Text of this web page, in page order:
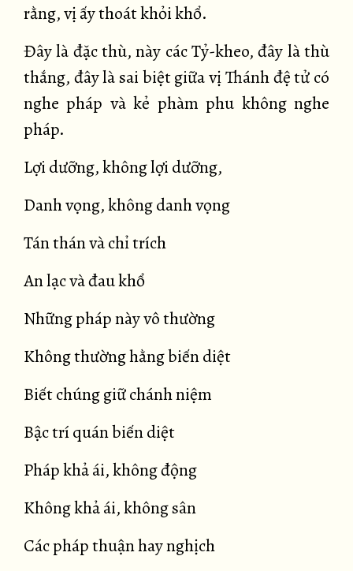
rằng, vị ấy thoát khỏi khổ.
Đây là đặc thù, này các Tỷ-kheo, đây là thù
thắng, đây là sai biệt giữa vị Thánh đệ tử có
nghe pháp và kẻ phàm phu không nghe
pháp.
Lợi dưỡng, không lợi dưỡng,
Danh vọng, không danh vọng
Tán thán và chỉ trích
An lạc và đau khổ
Những pháp này vô thường
Không thường hằng biến diệt
Biết chúng giữ chánh niệm
Bậc trí quán biến diệt
Pháp khả ái, không động
Không khả ái, không sân
Các pháp thuận hay nghịch